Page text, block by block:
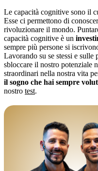
Le capacità cognitive sono il
Esse ci permettono di
rivoluzionare il mondo.
capacità cognitive è un
sempre più persone si
Lavorando su se stessi e
sbloccare il nostro potenziale
straordinari nella nostra vita
il sogno che hai sempre
nostro test.